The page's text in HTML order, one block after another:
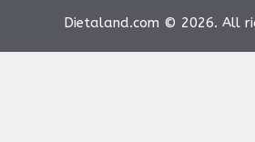
Dietaland.com © 2026. All